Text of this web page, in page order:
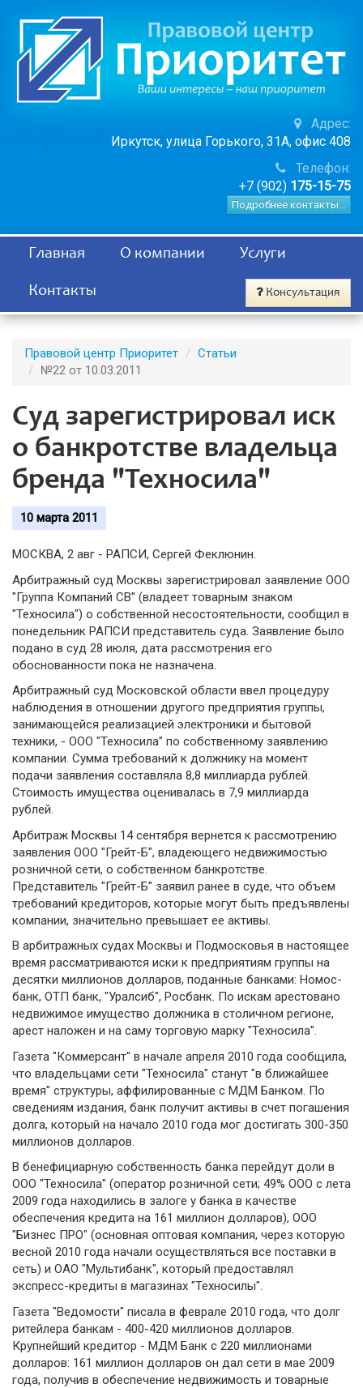
Адрес:
Иркутск, улица Горького, 31А, офис 408
Телефон:
+7 (902) 175-15-75
Подробнее контакты...
Главная О компании Услуги
Контакты Консультация
Правовой центр Приоритет
Статьи
№22 от 10.03.2011
Суд зарегистрировал иск
о банкротстве владельца
бренда "Техносила"
10 марта 2011
МОСКВА, 2 авг - РАПСИ, Сергей Феклюнин.
Арбитражный суд Москвы зарегистрировал заявление ООО
"Группа Компаний СВ" (владеет товарным знаком
"Техносила") о собственной несостоятельности, сообщил в
понедельник РАПСИ представитель суда. Заявление было
подано в суд 28 июля, дата рассмотрения его
обоснованности пока не назначена.
Арбитражный суд Московской области ввел процедуру
наблюдения в отношении другого предприятия группы,
занимающейся реализацией электроники и бытовой
техники, - ООО "Техносила" по собственному заявлению
компании. Сумма требований к должнику на момент
подачи заявления составляла 8,8 миллиарда рублей.
Стоимость имущества оценивалась в 7,9 миллиарда
рублей.
Арбитраж Москвы 14 сентября вернется к рассмотрению
заявления ООО "Грейт-Б", владеющего недвижимостью
розничной сети, о собственном банкротстве.
Представитель "Грейт-Б" заявил ранее в суде, что объем
требований кредиторов, которые могут быть предъявлены
компании, значительно превышает ее активы.
В арбитражных судах Москвы и Подмосковья в настоящее
время рассматриваются иски к предприятиям группы на
десятки миллионов долларов, поданные банками: Номос-
банк, ОТП банк, "Уралсиб", Росбанк. По искам арестовано
недвижимое имущество должника в столичном регионе,
арест наложен и на саму торговую марку "Техносила".
Газета "Коммерсант" в начале апреля 2010 года сообщила,
что владельцами сети "Техносила" станут "в ближайшее
время" структуры, аффилированные с МДМ Банком. По
сведениям издания, банк получит активы в счет погашения
долга, который на начало 2010 года мог достигать 300-350
миллионов долларов.
В бенефициарную собственность банка перейдут доли в
ООО "Техносила" (оператор розничной сети; 49% ООО с лета
2009 года находились в залоге у банка в качестве
обеспечения кредита на 161 миллион долларов), ООО
"Бизнес ПРО" (основная оптовая компания, через которую
весной 2010 года начали осуществляться все поставки в
сеть) и ОАО "Мультибанк", который предоставлял
экспресс-кредиты в магазинах "Техносилы".
Газета "Ведомости" писала в феврале 2010 года, что долг
ритейлера банкам - 400-420 миллионов долларов.
Крупнейший кредитор - МДМ Банк с 220 миллионами
долларов: 161 миллион долларов он дал сети в мае 2009
года, получив в обеспечение недвижимость и товарные